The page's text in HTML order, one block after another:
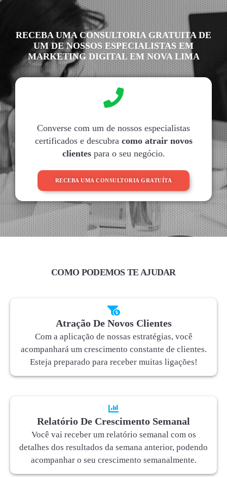
RECEBA UMA CONSULTORIA GRATUITA DE
UM DE NOSSOS ESPECIALISTAS EM
MARKETING DIGITAL EM NOVA LIMA
Converse com um de nossos especialistas
certificados e descubra como atrair novos
clientespara o seu negócio.
RECEBA UMA CONSULTORIA GRATUÍTA
COMO PODEMOS TE AJUDAR
Atração De Novos Clientes
Com a aplicação de nossas estratégias, você
acompanhará um crescimento constante de clientes.
Esteja preparado para receber muitas ligações!
Relatório De Crescimento Semanal
Você vai receber um relatório semanal com os
detalhes dos resultados da semana anterior, podendo
acompanhar o seu crescimento semanalmente.